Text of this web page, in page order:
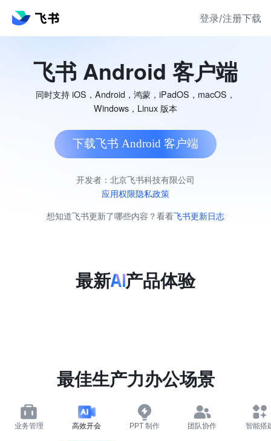
登录/注册下载
飞书 Android 客户端
同时支持 iOS，Android，鸿蒙，iPadOS，macOS，
Windows，Linux 版本
下载飞书 Android 客户端
开发者：北京飞书科技有限公司
应用权限隐私政策
想知道飞书更新了哪些内容？看看飞书更新日志
最新 产品体验
最佳生产力办公场景
业务管理 高效开会 PPT 制作 团队协作 智能搭